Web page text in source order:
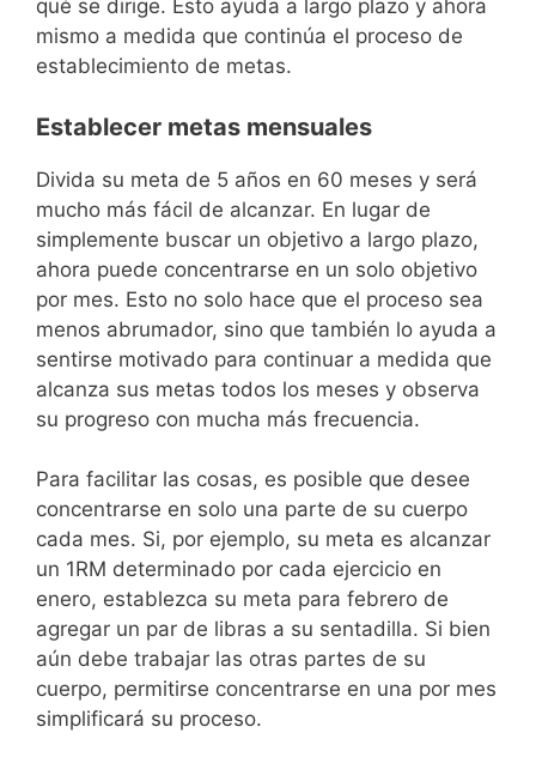
qué se dirige. Esto ayuda a largo plazo y ahora
mismo a medida que continúa el proceso de
establecimiento de metas.
Establecer metas mensuales
Divida su meta de 5 años en 60 meses y será
mucho más fácil de alcanzar. En lugar de
simplemente buscar un objetivo a largo plazo,
ahora puede concentrarse en un solo objetivo
por mes. Esto no solo hace que el proceso sea
menos abrumador, sino que también lo ayuda a
sentirse motivado para continuar a medida que
alcanza sus metas todos los meses y observa
su progreso con mucha más frecuencia.
Para facilitar las cosas, es posible que desee
concentrarse en solo una parte de su cuerpo
cada mes. Si, por ejemplo, su meta es alcanzar
un 1RM determinado por cada ejercicio en
enero, establezca su meta para febrero de
agregar un par de libras a su sentadilla. Si bien
aún debe trabajar las otras partes de su
cuerpo, permitirse concentrarse en una por mes
simplificará su proceso.